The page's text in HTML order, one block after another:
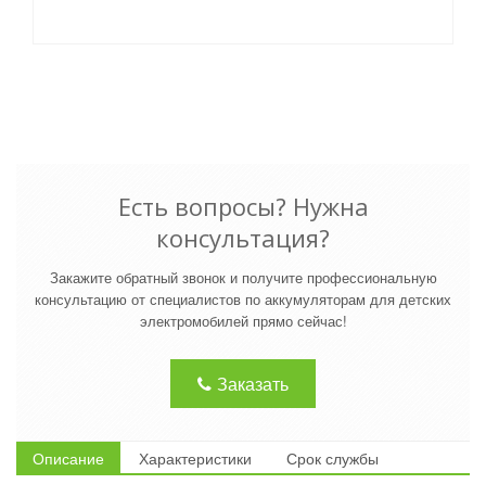
Есть вопросы? Нужна
консультация?
Закажите обратный звонок и получите профессиональную
консультацию от специалистов по аккумуляторам для детских
электромобилей прямо сейчас!
Заказать
Описание Характеристики Срок службы